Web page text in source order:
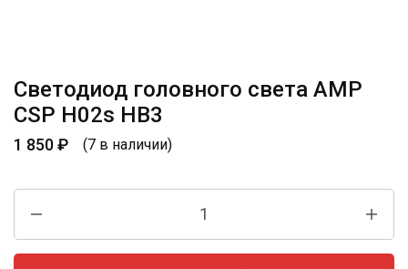
Светодиод головного света AMP
CSP H02s HB3
1 850₽ (7 в наличии)